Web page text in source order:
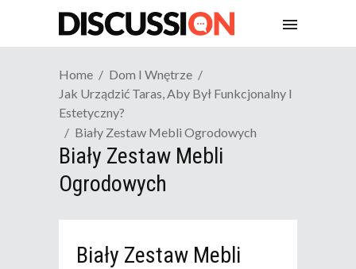
Home
Dom I Wnętrze
Jak Urządzić Taras, Aby Był Funkcjonalny I
Estetyczny?
Biały Zestaw Mebli Ogrodowych
Biały Zestaw Mebli
Ogrodowych
Biały Zestaw Mebli